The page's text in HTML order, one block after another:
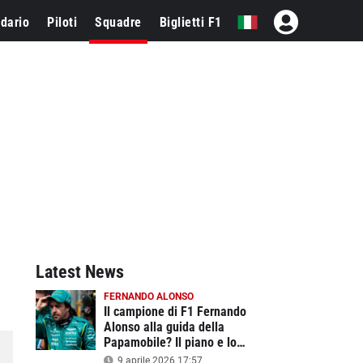
Piloti Squadre Biglietti F1
Latest News
FERNANDO ALONSO
Il campione di F1 Fernando
Alonso alla guida della
Papamobile? Il piano e lo
'scandalo' mentre Leone XIV si
9 aprile 2026 17:57